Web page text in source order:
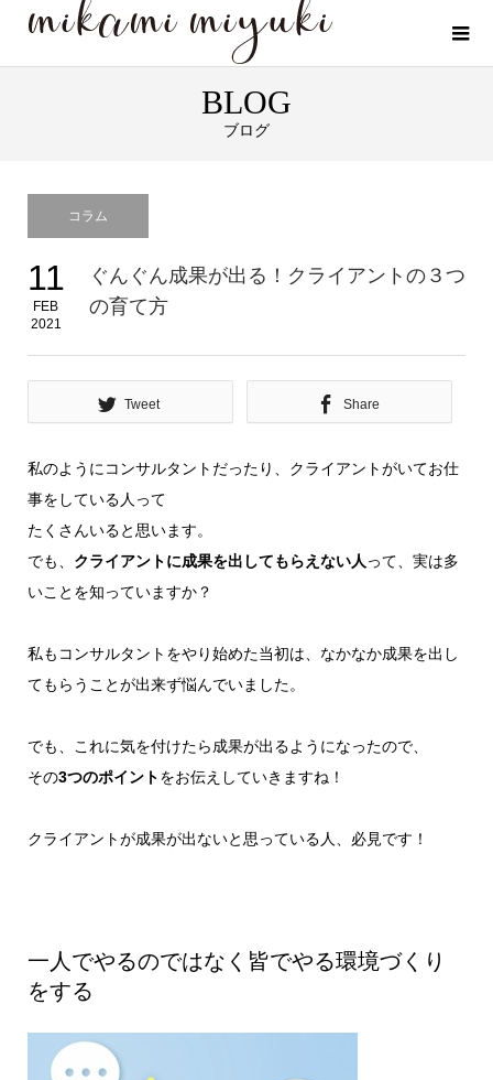
BLOG
ブログ
コラム
11
FEB
2021
ぐんぐん成果が出る！クライアントの３つ
の育て方
Tweet Share
私のようにコンサルタントだったり、クライアントがいてお仕
事をしている人って
たくさんいると思います。
でも、 クライアントに成果を出してもらえない人 って、実は多
いことを知っていますか？
私もコンサルタントをやり始めた当初は、なかなか成果を出し
てもらうことが出来ず悩んでいました。
でも、これに気を付けたら成果が出るようになったので、
その3つのポイントをお伝えしていきますね！
クライアントが成果が出ないと思っている人、必見です！
一人でやるのではなく皆でやる環境づくり
をする